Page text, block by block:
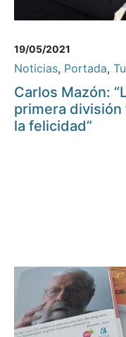
19/05/2021
Noticias, Portada,
Carlos Mazón:
primera
la felicidad”